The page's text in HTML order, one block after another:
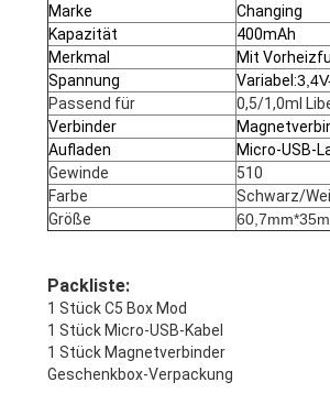
Marke
Changing
Kapazität
400mAh
Merkmal
Mit
Spannung
Variabel:
Passend für
0,5/1,0ml
Verbinder
Aufladen
Micro-USB-
Gewinde
510
Farbe
Schwarz/
Größe
Packliste:
1 Stück C5 Box Mod
1 Stück Micro-USB-Kabel
1 Stück Magnetverbinder
Geschenkbox-Verpackung